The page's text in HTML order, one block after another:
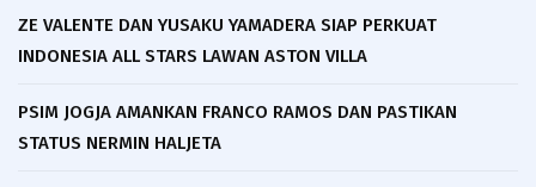
ZE VALENTE DAN YUSAKU YAMADERA SIAP PERKUAT
INDONESIA ALL STARS LAWAN ASTON VILLA
PSIM JOGJA AMANKAN FRANCO RAMOS DAN PASTIKAN
STATUS NERMIN HALJETA